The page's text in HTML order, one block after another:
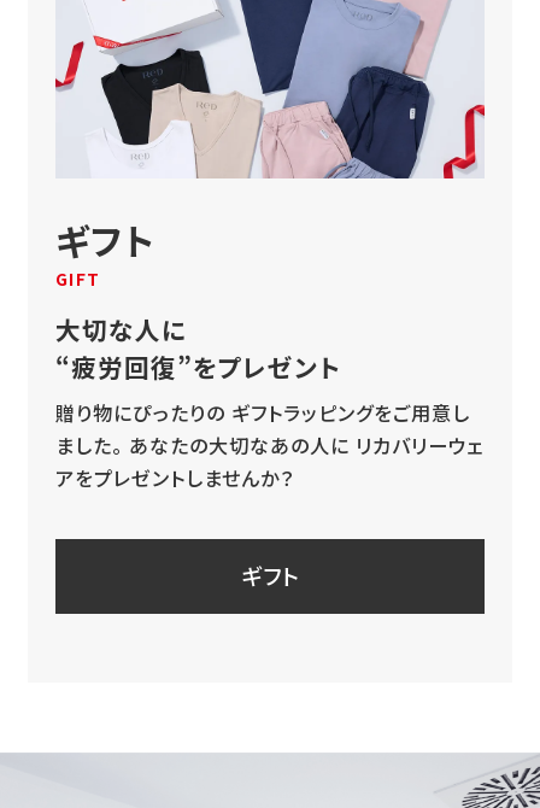
ギフト
GIFT
大切な人に
“疲労回復”をプレゼント
贈り物にぴったりの ギフトラッピングをご用意し
ました。 あなたの大切なあの人に リカバリーウェ
アをプレゼントしませんか？
ギフト